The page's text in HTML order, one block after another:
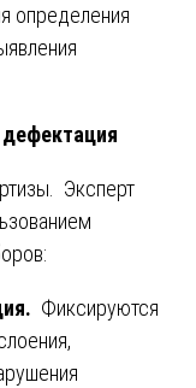
определения
Эксперт
Фиксируются